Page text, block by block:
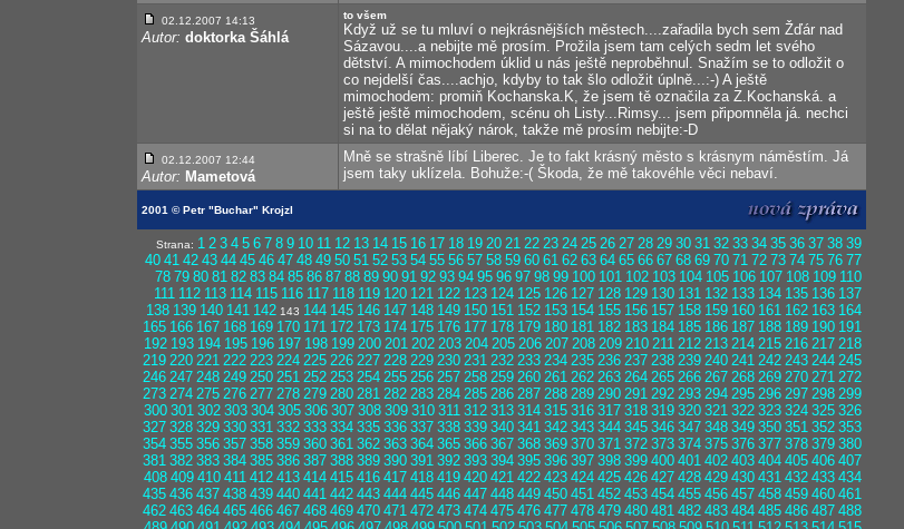
02.12.2007 14:13
Autor: doktorka Šáhlá
to všem
Když už se tu mluví o nejkrásnějších městech....zařadila bych sem Žďár nad
Sázavou....a nebijte mě prosím. Prožila jsem tam celých sedm let svého
dětství. A mimochodem úklid u nás ještě neproběhnul. Snažím se to odložit o
co nejdelší čas....achjo, kdyby to tak šlo odložit úplně...:-) A ještě
mimochodem: promiň Kochanska.K, že jsem tě označila za Z.Kochanská. a
ještě ještě mimochodem, scénu oh Listy...Rimsy... jsem připomněla já. nechci
si na to dělat nějaký nárok, takže mě prosím nebijte:-D
02.12.2007 12:44
Autor: Mametová
Mně se strašně líbí Liberec. Je to fakt krásný město s krásnym náměstím. Já
jsem taky uklízela. Bohuže:-( Škoda, že mě takovéhle věci nebaví.
2001 © Petr "Buchar" Krojzl
Strana: 1 2 3 4 5 6 7 8 9 10 11 12 13 14 15 16 17 18 19 20 21 22 23 24 25 26 27 28 29 30 31 32 33 34 35 36 37 38 39
40 41 42 43 44 45 46 47 48 49 50 51 52 53 54 55 56 57 58 59 60 61 62 63 64 65 66 67 68 69 70 71 72 73 74 75 76 77
78 79 80 81 82 83 84 85 86 87 88 89 90 91 92 93 94 95 96 97 98 99 100 101 102 103 104 105 106 107 108 109 110
111 112 113 114 115 116 117 118 119 120 121 122 123 124 125 126 127 128 129 130 131 132 133 134 135 136 137
138 139 140 141 142 143 144 145 146 147 148 149 150 151 152 153 154 155 156 157 158 159 160 161 162 163 164
165 166 167 168 169 170 171 172 173 174 175 176 177 178 179 180 181 182 183 184 185 186 187 188 189 190 191
192 193 194 195 196 197 198 199 200 201 202 203 204 205 206 207 208 209 210 211 212 213 214 215 216 217 218
219 220 221 222 223 224 225 226 227 228 229 230 231 232 233 234 235 236 237 238 239 240 241 242 243 244 245
246 247 248 249 250 251 252 253 254 255 256 257 258 259 260 261 262 263 264 265 266 267 268 269 270 271 272
273 274 275 276 277 278 279 280 281 282 283 284 285 286 287 288 289 290 291 292 293 294 295 296 297 298 299
300 301 302 303 304 305 306 307 308 309 310 311 312 313 314 315 316 317 318 319 320 321 322 323 324 325 326
327 328 329 330 331 332 333 334 335 336 337 338 339 340 341 342 343 344 345 346 347 348 349 350 351 352 353
354 355 356 357 358 359 360 361 362 363 364 365 366 367 368 369 370 371 372 373 374 375 376 377 378 379 380
381 382 383 384 385 386 387 388 389 390 391 392 393 394 395 396 397 398 399 400 401 402 403 404 405 406 407
408 409 410 411 412 413 414 415 416 417 418 419 420 421 422 423 424 425 426 427 428 429 430 431 432 433 434
435 436 437 438 439 440 441 442 443 444 445 446 447 448 449 450 451 452 453 454 455 456 457 458 459 460 461
462 463 464 465 466 467 468 469 470 471 472 473 474 475 476 477 478 479 480 481 482 483 484 485 486 487 488